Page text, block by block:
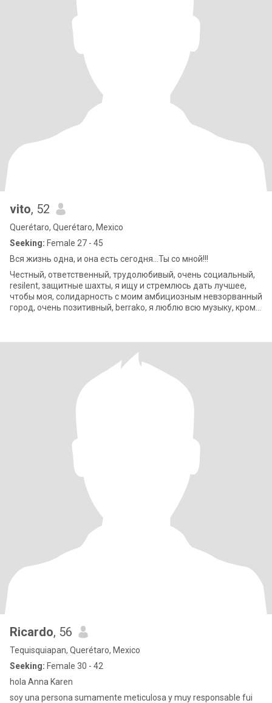
vito, 52
Querétaro, Querétaro, Mexico
Seeking: Female 27 - 45
Вся жизнь одна, и она есть сегодня...Ты со мной!!!
Честный, ответственный, трудолюбивый, очень социальный,
resilent, защитные шахты, я ищу и стремлюсь дать лучшее,
чтобы моя, солидарность с моим амбициозным невзорванный
город, очень позитивный, berrako, я люблю всю музыку, кроме
Ricardo, 56
Tequisquiapan, Querétaro, Mexico
Seeking: Female 30 - 42
hola Anna Karen
soy una persona sumamente meticulosa y muy responsable fui